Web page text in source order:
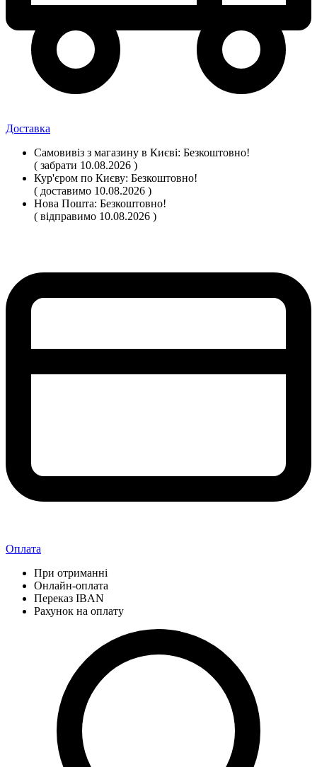
Доставка
Самовивіз з магазину в Києві: Безкоштовно!
( забрати 10.08.2026 )
Кур'єром по Києву: Безкоштовно!
( доставимо 10.08.2026 )
Нова Пошта: Безкоштовно!
( відправимо 10.08.2026 )
Оплата
При отриманні
Онлайн-оплата
Переказ IBAN
Рахунок на оплату